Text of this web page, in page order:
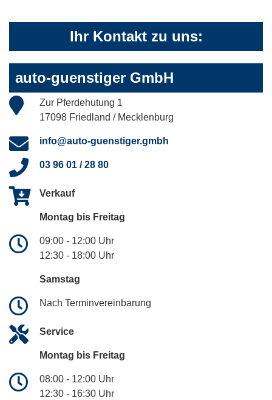
Ihr Kontakt zu uns:
auto-guenstiger GmbH
Zur Pferdehutung 1
17098 Friedland / Mecklenburg
info@auto-guenstiger.gmbh
03 96 01 / 28 80
Verkauf
Montag bis Freitag
09:00 - 12:00 Uhr
12:30 - 18:00 Uhr
Samstag
Nach Terminvereinbarung
Service
Montag bis Freitag
08:00 - 12:00 Uhr
12:30 - 16:30 Uhr